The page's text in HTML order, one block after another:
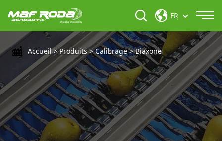
FR
Accueil> Produits> Calibrage> Biaxone